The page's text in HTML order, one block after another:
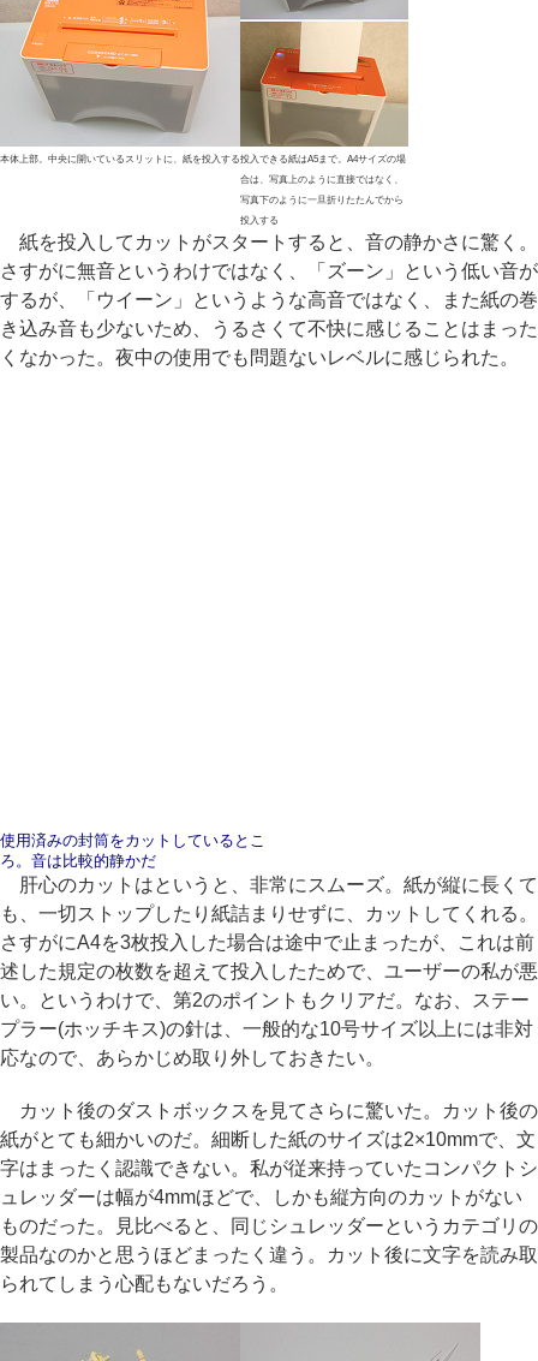
本体上部。中央に開いているスリットに、紙を投入する投入できる紙はA5まで。A4サイズの場
合は、写真上のように直接ではなく、
写真下のように一旦折りたたんでから
投入する
紙を投入してカットがスタートすると、音の静かさに驚く。
さすがに無音というわけではなく、「ズーン」という低い音が
するが、「ウイーン」というような高音ではなく、また紙の巻
き込み音も少ないため、うるさくて不快に感じることはまった
くなかった。夜中の使用でも問題ないレベルに感じられた。
使用済みの封筒をカットしているとこ
ろ。音は比較的静かだ
肝心のカットはというと、非常にスムーズ。紙が縦に長くて
も、一切ストップしたり紙詰まりせずに、カットしてくれる。
さすがにA4を3枚投入した場合は途中で止まったが、これは前
述した規定の枚数を超えて投入したためで、ユーザーの私が悪
い。というわけで、第2のポイントもクリアだ。なお、ステー
プラー(ホッチキス)の針は、一般的な10号サイズ以上には非対
応なので、あらかじめ取り外しておきたい。
カット後のダストボックスを見てさらに驚いた。カット後の
紙がとても細かいのだ。細断した紙のサイズは2×10mmで、文
字はまったく認識できない。私が従来持っていたコンパクトシ
ュレッダーは幅が4mmほどで、しかも縦方向のカットがない
ものだった。見比べると、同じシュレッダーというカテゴリの
製品なのかと思うほどまったく違う。カット後に文字を読み取
られてしまう心配もないだろう。